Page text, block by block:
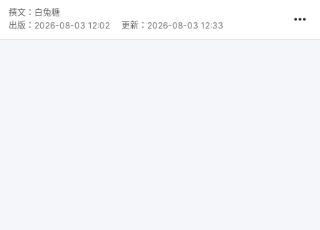
撰文： 白兔糖
出版： 2026-08-03 12:02 更新： 2026-08-03 12:33